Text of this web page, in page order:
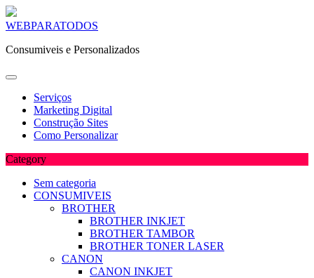
Skip
content
WEBPARATODOS
Consumiveis e Personalizados
Serviços
Marketing Digital
Construção Sites
Como Personalizar
Category
Sem categoria
CONSUMIVEIS
BROTHER
BROTHER INKJET
BROTHER TAMBOR
BROTHER TONER LASER
CANON
CANON INKJET